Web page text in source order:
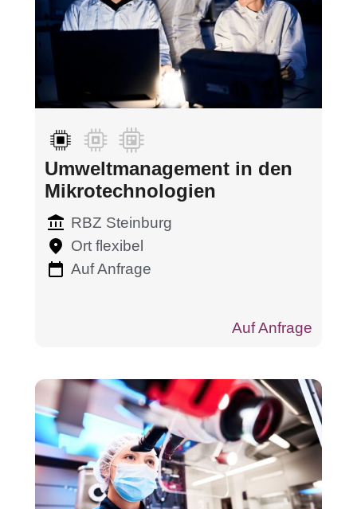
Umweltmanagement in den
Mikrotechnologien
RBZ Steinburg
Ort flexibel
Auf Anfrage
Auf Anfrage